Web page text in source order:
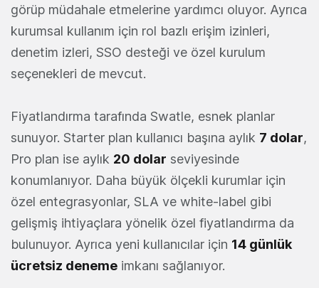
görüp müdahale etmelerine yardımcı oluyor. Ayrıca
kurumsal kullanım için rol bazlı erişim izinleri,
denetim izleri, SSO desteği ve özel kurulum
seçenekleri de mevcut.
Fiyatlandırma tarafında Swatle, esnek planlar
sunuyor. Starter plan kullanıcı başına aylık 7 dolar,
Pro plan ise aylık 20 dolar seviyesinde
konumlanıyor. Daha büyük ölçekli kurumlar için
özel entegrasyonlar, SLA ve white-label gibi
gelişmiş ihtiyaçlara yönelik özel fiyatlandırma da
bulunuyor. Ayrıca yeni kullanıcılar için 14 günlük
ücretsiz deneme imkanı sağlanıyor.